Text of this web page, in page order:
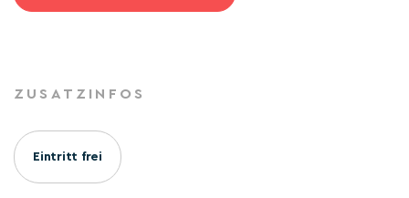
ZUSATZINFOS
Eintritt frei